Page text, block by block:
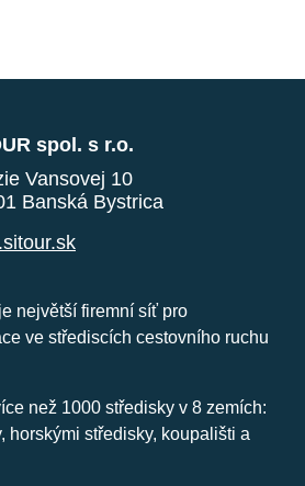
spol. s r.o.
Vansovej 10
Banská Bystrica
největší firemní síť pro
ve střediscích cestovního ruchu
než 1000 středisky v 8 zemích:
horskými středisky, koupališti a